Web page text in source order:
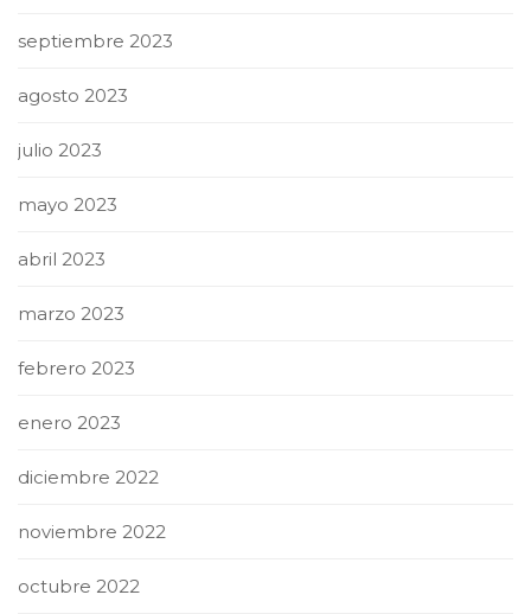
septiembre 2023
agosto 2023
julio 2023
mayo 2023
abril 2023
marzo 2023
febrero 2023
enero 2023
diciembre 2022
noviembre 2022
octubre 2022